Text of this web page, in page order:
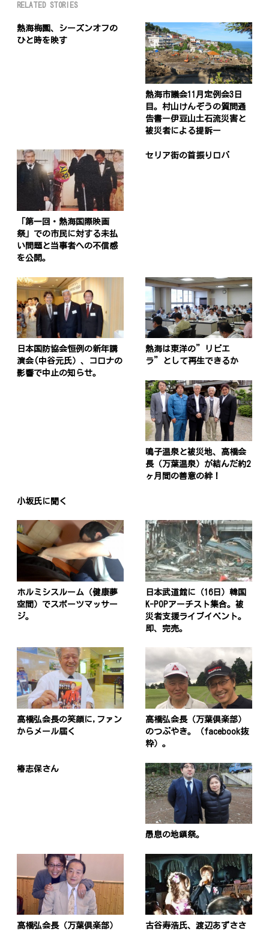
RELATED STORIES
熱海梅園、シーズンオフの
ひと時を映す
熱海市議会11月定例会3日
目。村山けんぞうの質問通
告書ー伊豆山土石流災害と
被災者による提訴ー
「第一回・熱海国際映画
祭」での市民に対する未払
い問題と当事者への不信感
を公開。
セリア街の首振りロバ
日本国防協会恒例の新年講
演会(中谷元氏）、コロナの
影響で中止の知らせ。
熱海は東洋の”リビエ
ラ”として再生できるか
鳴子温泉と被災地、高橋会
長（万葉温泉）が結んだ約2
ヶ月間の善意の絆！
小坂氏に聞く
ホルミシスルーム（健康夢
空間）でスポーツマッサー
ジ。
日本武道館に（16日）韓国
K-POPアーチスト集合。被
災者支援ライブイベント。
即、完売。
高橋弘会長の笑顔に,ファン
からメール届く
高橋弘会長（万葉倶楽部）
のつぶやき。（facebook抜
粋）。
椿志保さん
愚息の地鎮祭。
高橋弘会長（万葉倶楽部）
古谷寿浩氏、渡辺あずささ